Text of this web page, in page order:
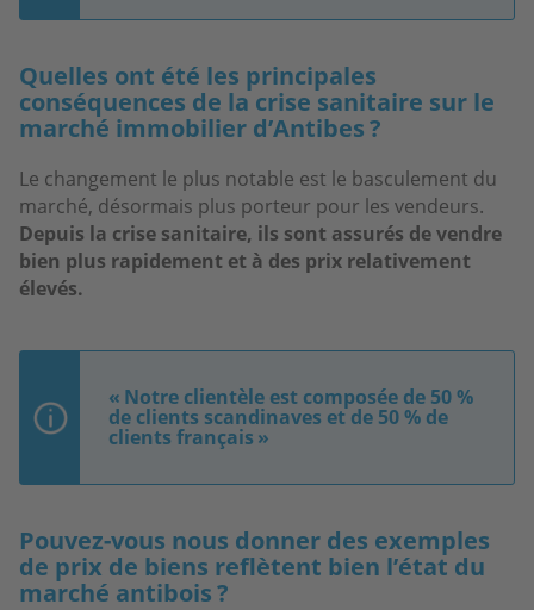
Quelles ont été les principales
conséquences de la crise sanitaire sur le
marché immobilier d’Antibes ?
Le changement le plus notable est le basculement du
marché, désormais plus porteur pour les vendeurs.
Depuis la crise sanitaire, ils sont assurés de vendre
bien plus rapidement et à des prix relativement
élevés.
« Notre clientèle est composée de 50 %
de clients scandinaves et de 50 % de
clients français »
Pouvez-vous nous donner des exemples
de prix de biens reflètent bien l’état du
marché antibois ?